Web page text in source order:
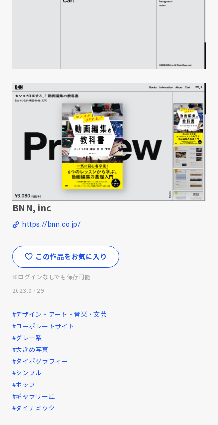
BNN, inc
https://bnn.co.jp/
この作品をお気に入り
※ログインなしでも保存可能
2023.07.29
#デザイン・アート・音楽・文芸
#コーポレートサイト
#グレー系
#大きめ写真
#タイポグラフィー
#シンプル
#ポップ
#ギャラリー風
#ダイナミック